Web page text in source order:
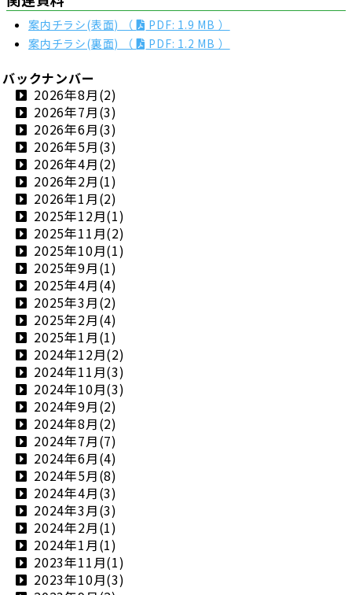
案内チラシ(表面) （
PDF: 1.9 MB ）
案内チラシ(裏面) （
PDF: 1.2 MB ）
バックナンバー
2026年8月(2)
2026年7月(3)
2026年6月(3)
2026年5月(3)
2026年4月(2)
2026年2月(1)
2026年1月(2)
2025年12月(1)
2025年11月(2)
2025年10月(1)
2025年9月(1)
2025年4月(4)
2025年3月(2)
2025年2月(4)
2025年1月(1)
2024年12月(2)
2024年11月(3)
2024年10月(3)
2024年9月(2)
2024年8月(2)
2024年7月(7)
2024年6月(4)
2024年5月(8)
2024年4月(3)
2024年3月(3)
2024年2月(1)
2024年1月(1)
2023年11月(1)
2023年10月(3)